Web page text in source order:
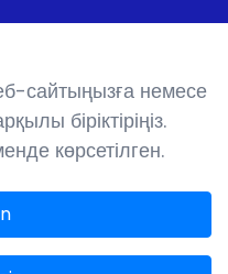
сайтыңызға немесе
біріктіріңіз.
көрсетілген.